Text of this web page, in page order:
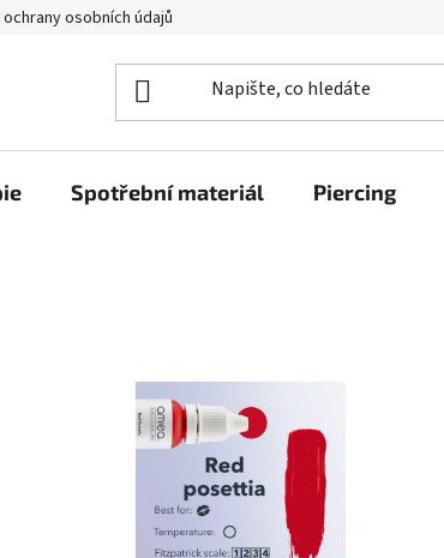
osobních údajů
Spotřební materiál Piercing